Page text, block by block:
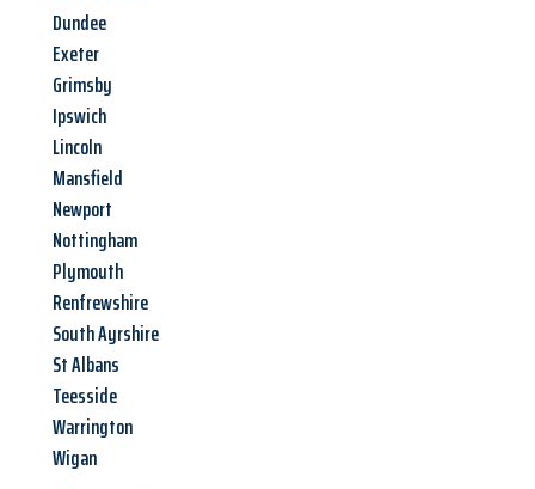
Dundee
Exeter
Grimsby
Ipswich
Lincoln
Mansfield
Newport
Nottingham
Plymouth
Renfrewshire
South Ayrshire
St Albans
Teesside
Warrington
Wigan